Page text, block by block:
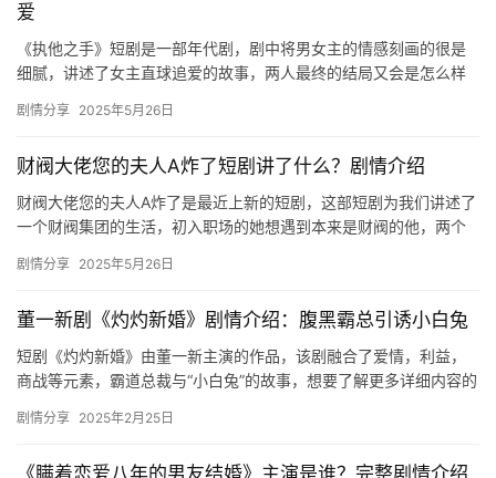
爱
《执他之手》短剧是一部年代剧，剧中将男女主的情感刻画的很是
细腻，讲述了女主直球追爱的故事，两人最终的结局又会是怎么样
藏…
剧情分享 2025年5月26日
财阀大佬您的夫人A炸了短剧讲了什么？剧情介绍
财阀大佬您的夫人A炸了是最近上新的短剧，这部短剧为我们讲述了
一个财阀集团的生活，初入职场的她想遇到本来是财阀的他，两个
金…
剧情分享 2025年5月26日
董一新剧《灼灼新婚》剧情介绍：腹黑霸总引诱小白兔
短剧《灼灼新婚》由董一新主演的作品，该剧融合了爱情，利益，
商战等元素，霸道总裁与“小白兔”的故事，想要了解更多详细内容的
剧情分享 2025年2月25日
《瞒着恋爱八年的男友结婚》主演是谁？完整剧情介绍